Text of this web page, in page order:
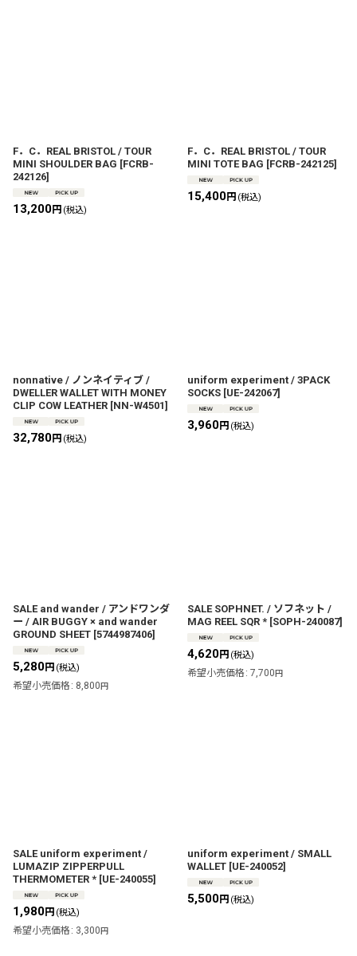
F．C．REAL BRISTOL / TOUR
MINI SHOULDER BAG [FCRB-
242126]
13,200円 (税込)
F．C．REAL BRISTOL / TOUR
MINI TOTE BAG [FCRB-242125]
15,400円 (税込)
nonnative / ノンネイティブ /
DWELLER WALLET WITH MONEY
CLIP COW LEATHER [NN-W4501]
32,780円 (税込)
uniform experiment / 3PACK
SOCKS [UE-242067]
3,960円 (税込)
SALE and wander / アンドワンダ
ー / AIR BUGGY × and wander
GROUND SHEET [5744987406]
5,280円 (税込)
希望小売価格 : 8,800円
SALE SOPHNET. / ソフネット /
MAG REEL SQR * [SOPH-240087]
4,620円 (税込)
希望小売価格 : 7,700円
SALE uniform experiment /
LUMAZIP ZIPPERPULL
THERMOMETER * [UE-240055]
1,980円 (税込)
希望小売価格 : 3,300円
uniform experiment / SMALL
WALLET [UE-240052]
5,500円 (税込)